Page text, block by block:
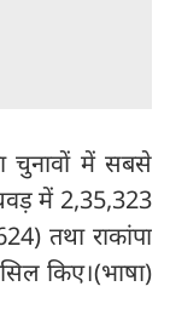
चुनावों में सबसे
में 2,35,323
तथा राकांपा
किए।(भाषा)